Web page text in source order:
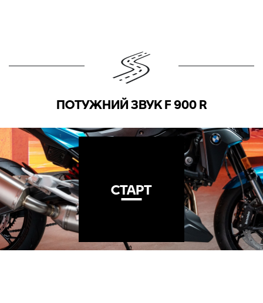
ПОТУЖНИЙ ЗВУК F 900 R
СТАРТ